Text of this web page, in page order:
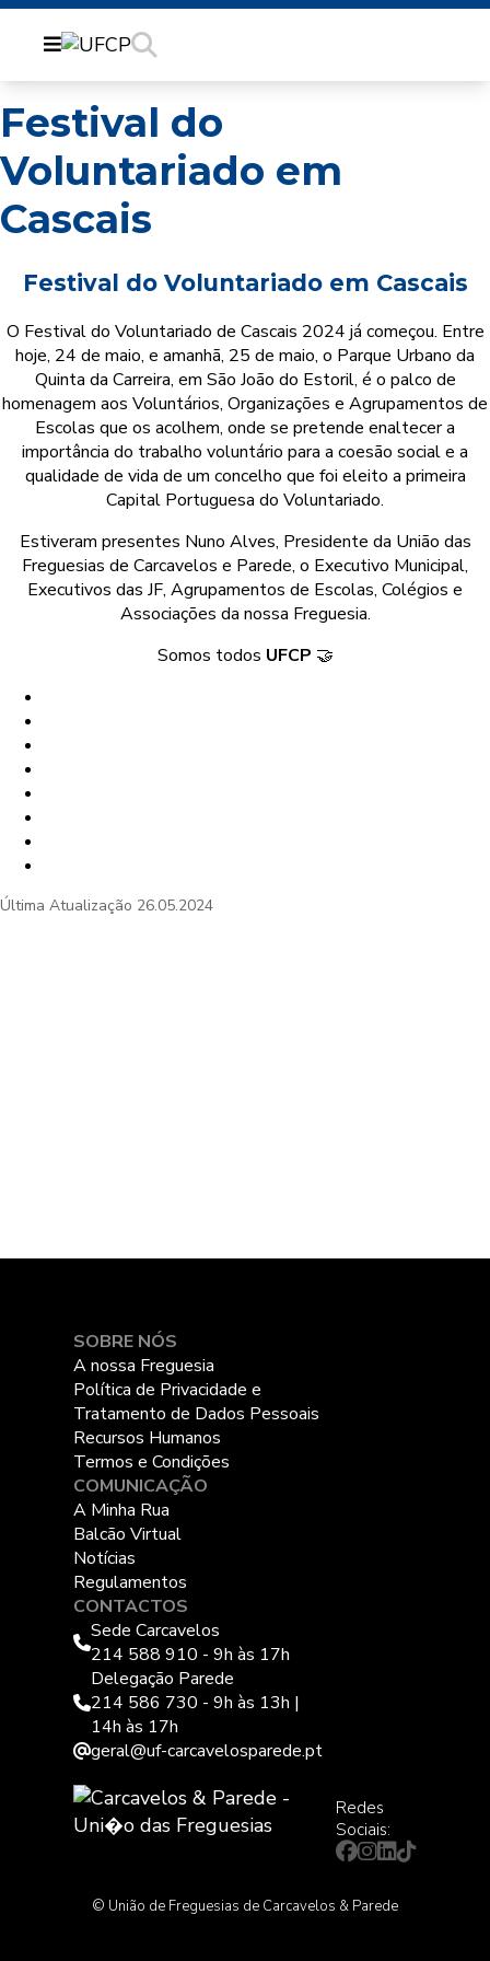
Festival do
Voluntariado em
Cascais
Festival do Voluntariado em Cascais
O Festival do Voluntariado de Cascais 2024 já começou. Entre
hoje, 24 de maio, e amanhã, 25 de maio, o Parque Urbano da
Quinta da Carreira, em São João do Estoril, é o palco de
homenagem aos Voluntários, Organizações e Agrupamentos de
Escolas que os acolhem, onde se pretende enaltecer a
importância do trabalho voluntário para a coesão social e a
qualidade de vida de um concelho que foi eleito a primeira
Capital Portuguesa do Voluntariado.
Estiveram presentes Nuno Alves, Presidente da União das
Freguesias de Carcavelos e Parede, o Executivo Municipal,
Executivos das JF, Agrupamentos de Escolas, Colégios e
Associações da nossa Freguesia.
Somos todos UFCP 🤝
Última Atualização 26.05.2024
SOBRE NÓS
A nossa Freguesia
Política de Privacidade e
Tratamento de Dados Pessoais
Recursos Humanos
Termos e Condições
COMUNICAÇÃO
A Minha Rua
Balcão Virtual
Notícias
Regulamentos
CONTACTOS
Sede Carcavelos
214 588 910 - 9h às 17h
Delegação Parede
214 586 730 - 9h às 13h |
14h às 17h
geral@uf-carcavelosparede.pt
© União de Freguesias de Carcavelos & Parede
Redes
Sociais: